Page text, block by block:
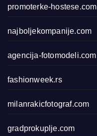
promoterke-hostese.com
najboljekompanije.com
agencija-fotomodeli.com
fashionweek.rs
milanrakicfotograf.com
gradprokuplje.com